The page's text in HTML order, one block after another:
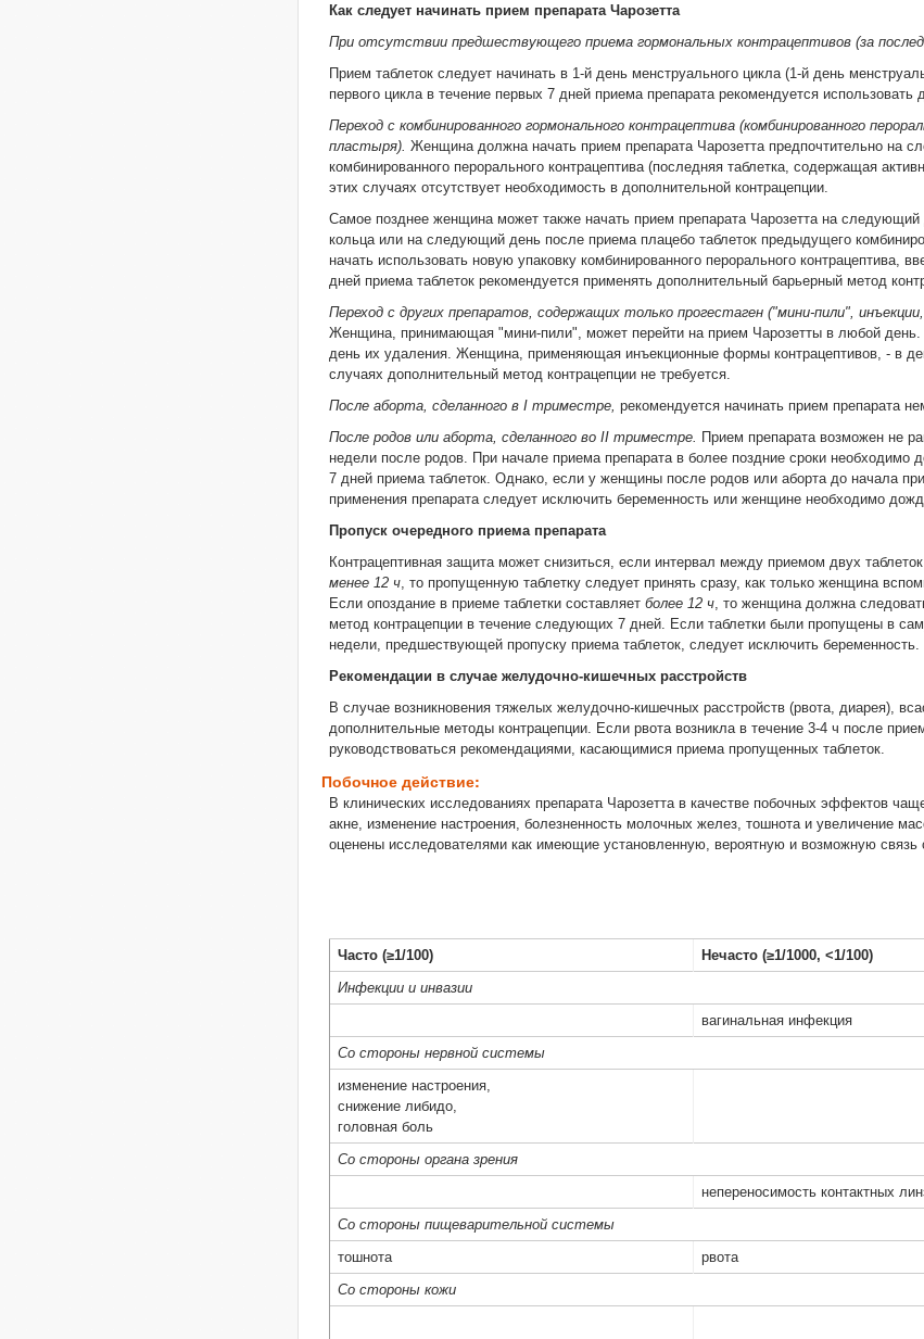
Как следует начинать прием препарата Чарозетта
При отсутствии предшествующего приема гормональных контрацептивов (за
Прием таблеток следует начинать в 1-й день менструального цикла (1-й день
первого цикла в течение первых 7 дней приема препарата рекомендуется
Переход с комбинированного гормонального контрацептива (комбинированного
пластыря).Женщина должна начать прием препарата Чарозетта предпочтительно на
комбинированного перорального контрацептива (последняя таблетка, содержащая
этих случаях отсутствует необходимость в дополнительной контрацепции.
Самое позднее женщина может также начать прием препарата Чарозетта на следующий
кольца или на следующий день после приема плацебо таблеток предыдущего
начать использовать новую упаковку комбинированного перорального контрацептива,
дней приема таблеток рекомендуется применять дополнительный барьерный метод
Переход с других препаратов, содержащих только прогестаген ("мини-пили",
Женщина, принимающая "мини-пили", может перейти на прием Чарозетты в любой
день их удаления. Женщина, применяющая инъекционные формы контрацептивов, - в
случаях дополнительный метод контрацепции не требуется.
После аборта, сделанного в I триместре,рекомендуется начинать прием препарата
После родов или аборта, сделанного во II триместре. Прием препарата возможен не
недели после родов. При начале приема препарата в более поздние сроки необходимо
7 дней приема таблеток. Однако, если у женщины после родов или аборта до начала
применения препарата следует исключить беременность или женщине необходимо
Пропуск очередного приема препарата
Контрацептивная защита может снизиться, если интервал между приемом двух
менее 12 ч , то пропущенную таблетку следует принять сразу, как только женщина
Если опоздание в приеме таблетки составляетболее 12 ч , то женщина должна
метод контрацепции в течение следующих 7 дней. Если таблетки были пропущены в
недели, предшествующей пропуску приема таблеток, следует исключить беременность.
Рекомендации в случае желудочно-кишечных расстройств
В случае возникновения тяжелых желудочно-кишечных расстройств (рвота, диарея),
дополнительные методы контрацепции. Если рвота возникла в течение 3-4 ч после
руководствоваться рекомендациями, касающимися приема пропущенных таблеток.
Побочное действие:
В клинических исследованиях препарата Чарозетта в качестве побочных эффектов
акне, изменение настроения, болезненность молочных желез, тошнота и увеличение
оценены исследователями как имеющие установленную, вероятную и возможную связь
Часто (≥1/100) Нечасто (≥1/1000, <1/100)
Инфекции и инвазии
вагинальная инфекция
Со стороны нервной системы
изменение настроения,
снижение либидо,
головная боль
Со стороны органа зрения
непереносимость контактных
Со стороны пищеварительной системы
тошнота
рвота
Со стороны кожи